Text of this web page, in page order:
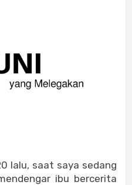
lalu, saat saya sedang
ibu bercerita